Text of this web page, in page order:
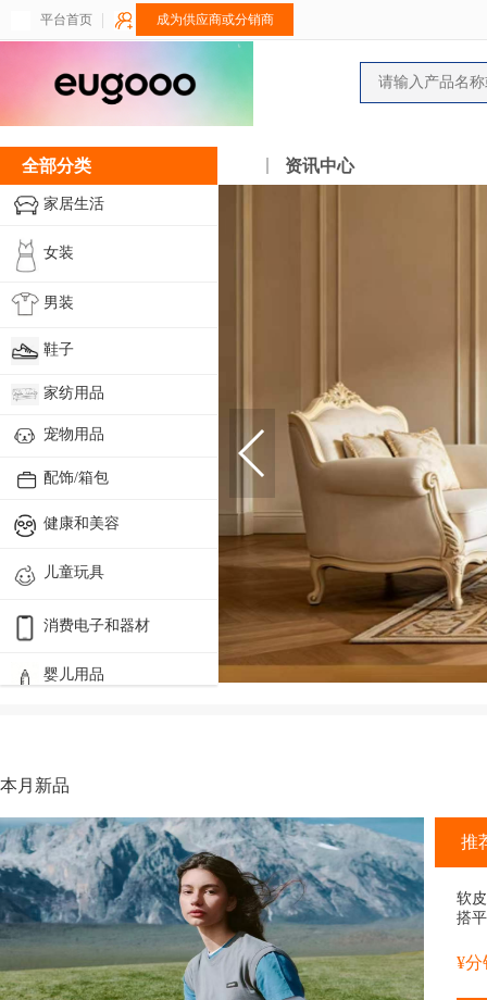
平台首页 成为供应商或分销商
全部分类
家居生活
女装
男装
鞋子
家纺用品
宠物用品
配饰/箱包
健康和美容
儿童玩具
消费电子和器材
婴儿用品
户外、娱乐和运动
庭院和园艺
手工/音乐/艺术
电器类
资讯中心
本月新品
推
软
搭
¥分